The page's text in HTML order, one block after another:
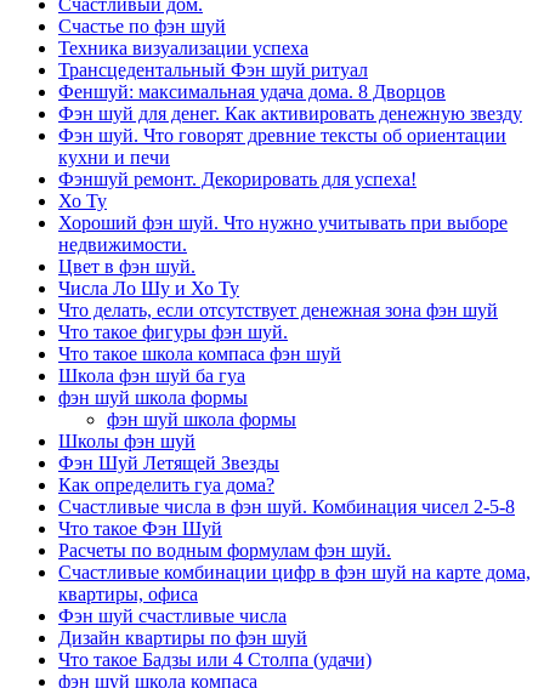
Счастливый дом.
Счастье по фэн шуй
Техника визуализации успеха
Трансцедентальный Фэн шуй ритуал
Феншуй: максимальная удача дома. 8 Дворцов
Фэн шуй для денег. Как активировать денежную звезду
Фэн шуй. Что говорят древние тексты об ориентации
кухни и печи
Фэншуй ремонт. Декорировать для успеха!
Хо Ту
Хороший фэн шуй. Что нужно учитывать при выборе
недвижимости.
Цвет в фэн шуй.
Числа Ло Шу и Хо Ту
Что делать, если отсутствует денежная зона фэн шуй
Что такое фигуры фэн шуй.
Что такое школа компаса фэн шуй
Школа фэн шуй ба гуа
фэн шуй школа формы
фэн шуй школа формы
Школы фэн шуй
Фэн Шуй Летящей Звезды
Как определить гуа дома?
Счастливые числа в фэн шуй. Комбинация чисел 2-5-8
Что такое Фэн Шуй
Расчеты по водным формулам фэн шуй.
Счастливые комбинации цифр в фэн шуй на карте дома,
квартиры, офиса
Фэн шуй счастливые числа
Дизайн квартиры по фэн шуй
Что такое Бадзы или 4 Столпа (удачи)
фэн шуй школа компаса